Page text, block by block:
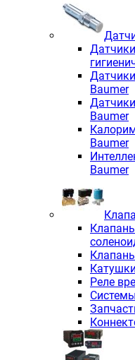
Baumer
Baumer
Baumer
Baumer
Реле